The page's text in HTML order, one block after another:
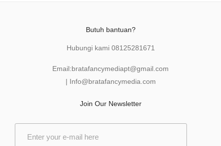
Butuh bantuan?
Hubungi kami 08125281671
Email:bratafancymediapt@gmail.com
| Info@bratafancymedia .com
Join Our Newsletter